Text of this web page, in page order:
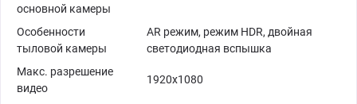
основной камеры
Особенности
тыловой камеры
AR режим, режим HDR, двойная
светодиодная вспышка
Макс. разрешение
видео
1920x1080